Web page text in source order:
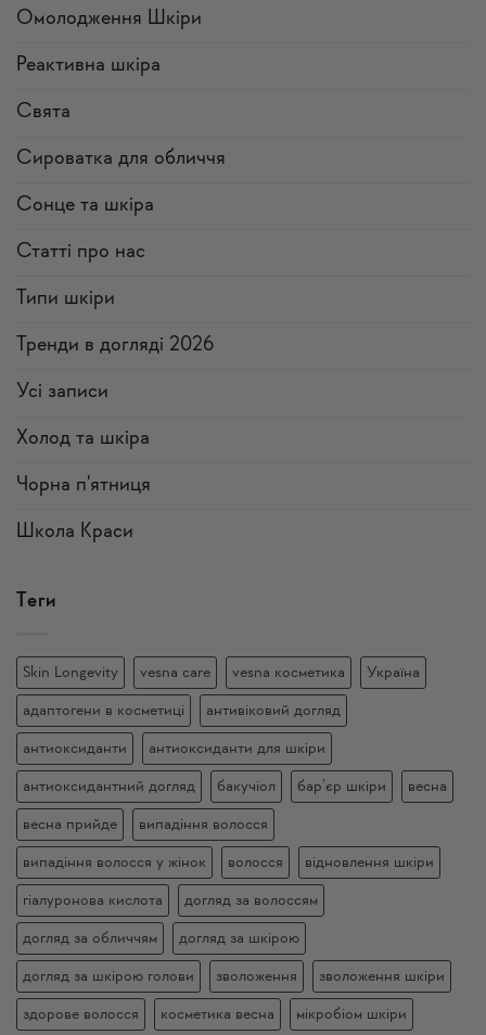
Омолодження Шкіри
Реактивна шкіра
Свята
Сироватка для обличчя
Сонце та шкіра
Статті про нас
Типи шкіри
Тренди в догляді 2026
Усi записи
Холод та шкіра
Чорна п'ятниця
Школа Краси
Теги
Skin Longevity vesna care vesna косметика Україна
адаптогени в косметиці антивіковий догляд
антиоксиданти антиоксиданти для шкіри
антиоксидантний догляд бакучіол бар’єр шкіри весна
весна прийде випадіння волосся
випадіння волосся у жінок волосся відновлення шкіри
гіалуронова кислота догляд за волоссям
догляд за обличчям догляд за шкірою
догляд за шкірою голови зволоження зволоження шкіри
здорове волосся косметика весна мікробіом шкіри